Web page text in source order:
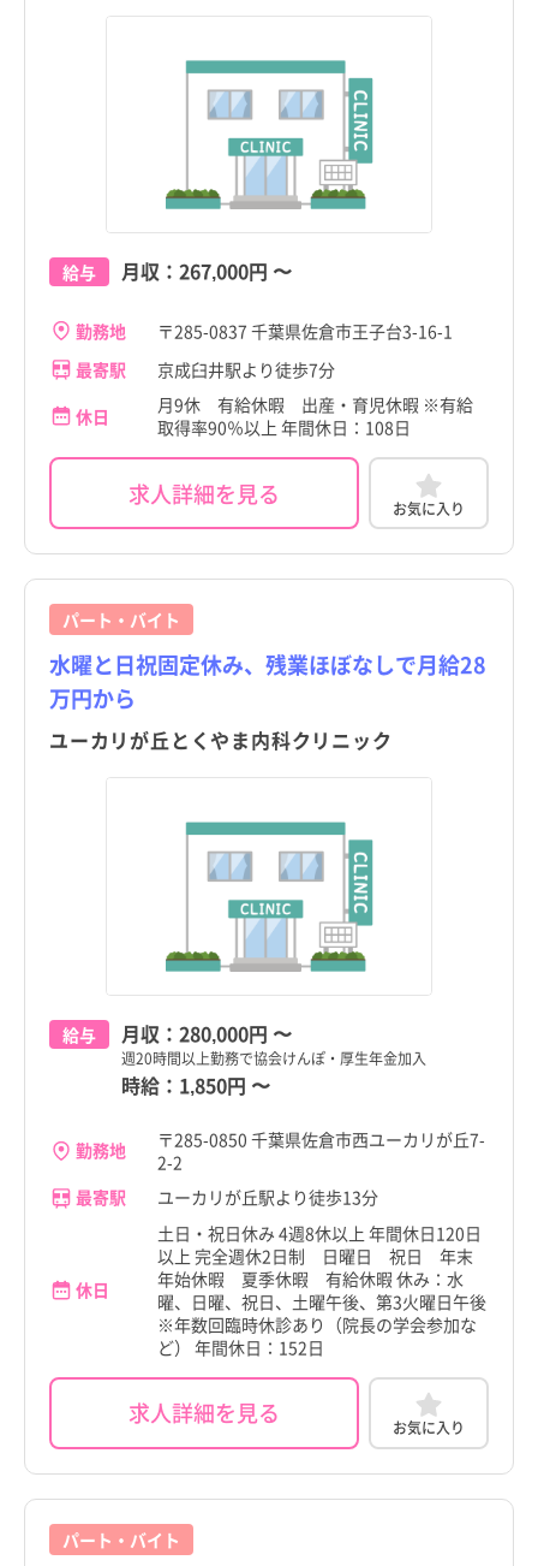
給与 月収： 267,000円 〜
勤務地
〒285-0837 千葉県佐倉市王子台3-16-1
最寄駅
京成臼井駅より徒歩7分
休日
月9休 有給休暇 出産・育児休暇 ※有給
取得率90％以上 年間休日：108日
求人詳細を見る お気に入り
パート・バイト
水曜と日祝固定休み、残業ほぼなしで月給28
万円から
ユーカリが丘とくやま内科クリニック
給与 月収： 280,000円 〜
週20時間以上勤務で協会けんぽ・厚生年金加入
時給： 1,850円 〜
勤務地
〒285-0850 千葉県佐倉市西ユーカリが丘7-
2-2
最寄駅
ユーカリが丘駅より徒歩13分
休日
土日・祝日休み 4週8休以上 年間休日120日
以上 完全週休2日制 日曜日 祝日 年末
年始休暇 夏季休暇 有給休暇 休み：水
曜、日曜、祝日、土曜午後、第3火曜日午後
※年数回臨時休診あり（院長の学会参加な
ど） 年間休日：152日
求人詳細を見る お気に入り
パート・バイト